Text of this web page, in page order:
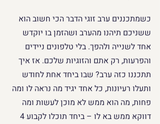
כשמתכננים ערב זוגי הדבר הכי חשוב הוא
ששניכם תיהנו מהערב ושהזמן בו יוקדש
אחד לשנייה ולהפך. בלי טלפונים ניידים
והפרעות, רק אתם והזוגיות שלכם. אז איך
תתכננו כזה ערב? שבו ביחד אחת לחודש
ותעלו רעיונות, כל אחד יגיד מה נראה לו ומה
פחות, מה הוא ממש לא מוכן לעשות ומה